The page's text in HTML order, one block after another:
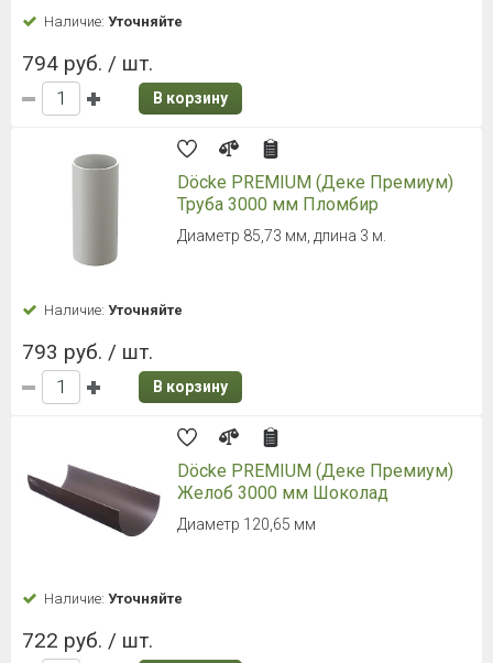
Наличие: Уточняйте
794 руб. / шт.
В корзину
Döcke PREMIUM (Деке Премиум)
Труба 3000 мм Пломбир
Диаметр 85,73 мм, длина 3 м.
Наличие: Уточняйте
793 руб. / шт.
В корзину
Döcke PREMIUM (Деке Премиум)
Желоб 3000 мм Шоколад
Диаметр 120,65 мм
Наличие: Уточняйте
722 руб. / шт.